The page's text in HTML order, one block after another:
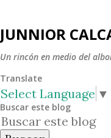
JUNNIOR
Un rincón en medio del
Translate
Select Language ▼
Buscar este blog